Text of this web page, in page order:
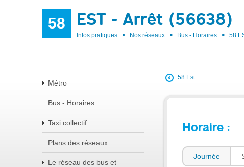
58 EST - Arrêt (56638)
Infos pratiques Nos réseaux Bus - Horaires 58
Métro
Bus - Horaires
Taxi collectif
Plans des réseaux
Le réseau des bus et
58 Est
Horaire :
Journée